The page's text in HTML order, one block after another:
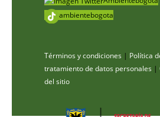
ambientebogota
Términos y condiciones | Política
tratamiento de datos personales |
del sitio